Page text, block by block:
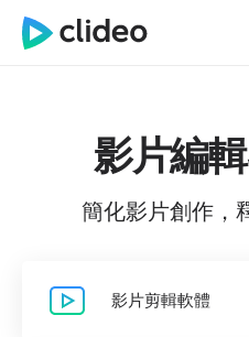
影片編
簡化影片創作，
影片剪輯軟體